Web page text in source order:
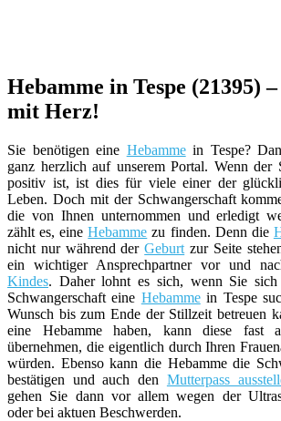
Hebamme in Tespe (21395)
mit Herz!
Sie benötigen eine Hebammein Tespe?
ganz herzlich auf unserem Portal. Wenn der
positiv ist, ist dies für viele einer der
Leben. Doch mit der Schwangerschaft
die von Ihnen unternommen und erledigt
zählt es, eineHebamme zu finden. Denn die
nicht nur während derGeburt zur Seite
ein wichtiger Ansprechpartner vor und
Kindes. Daher lohnt es sich, wenn Sie
Schwangerschaft eine Hebammein Tespe
Wunsch bis zum Ende der Stillzeit betreuen
eine Hebamme haben, kann diese fast
übernehmen, die eigentlich durch Ihren
würden. Ebenso kann die Hebamme die
bestätigen und auch den Mutterpass
gehen Sie dann vor allem wegen der
oder bei aktuen Beschwerden.